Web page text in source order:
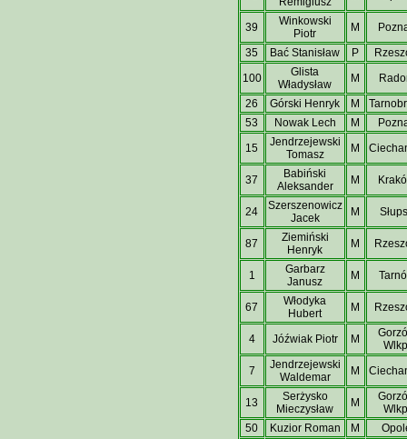
39
Winkowski
Piotr
M
35
Bać Stanisław P
100
Glista
Władysław
M
26
Górski Henryk M
53
Nowak Lech M
15
Jendrzejewski
Tomasz
M
37
Babiński
Aleksander
M
24
Szerszenowicz
Jacek
M
87
Ziemiński
Henryk
M
1
Garbarz
Janusz
M
67
Włodyka
Hubert
M
4 Jóźwiak Piotr M
7
Jendrzejewski
Waldemar
M
13
Serżysko
Mieczysław
M
50
Kuzior Roman M